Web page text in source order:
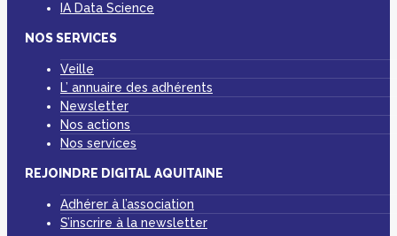
IA Data Science
NOS SERVICES
Veille
L’ annuaire des adhérents
Newsletter
Nos actions
Nos services
REJOINDRE DIGITAL AQUITAINE
Adhérer à l’association
S’inscrire à la newsletter